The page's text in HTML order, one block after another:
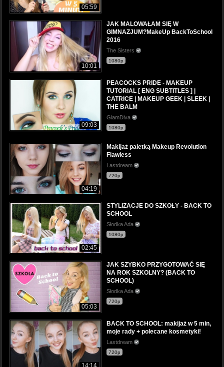
05:59
10:01
JAK MALOWAŁAM SIĘ W
GIMNAZJUM?MakeUp BackToSchool
2016
The Sisters
1080p
09:03
PEACOCKS PRIDE - MAKEUP
TUTORIAL [ ENG SUBTITLES ] |
CATRICE | MAKEUP GEEK | SLEEK |
THE BALM
GlamDiva
1080p
04:19
Makijaż paletką Makeup Revolution
Flawless
Lastdream
720p
02:45
STYLIZACJE DO SZKOŁY - BACK TO
SCHOOL
Słodka Ada
1080p
05:03
JAK SZYBKO PRZYGOTOWAĆ SIĘ
NA ROK SZKOLNY? (BACK TO
SCHOOL)
Słodka Ada
720p
BACK TO SCHOOL: makijaż w 5 min,
moje rady + polecane kosmetyki!
Lastdream
720p